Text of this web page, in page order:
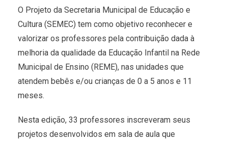
O Projeto da Secretaria Municipal de Educação e
Cultura (SEMEC) tem como objetivo reconhecer e
valorizar os professores pela contribuição dada à
melhoria da qualidade da Educação Infantil na Rede
Municipal de Ensino (REME), nas unidades que
atendem bebês e/ou crianças de 0 a 5 anos e 11
meses.
Nesta edição, 33 professores inscreveram seus
projetos desenvolvidos em sala de aula que